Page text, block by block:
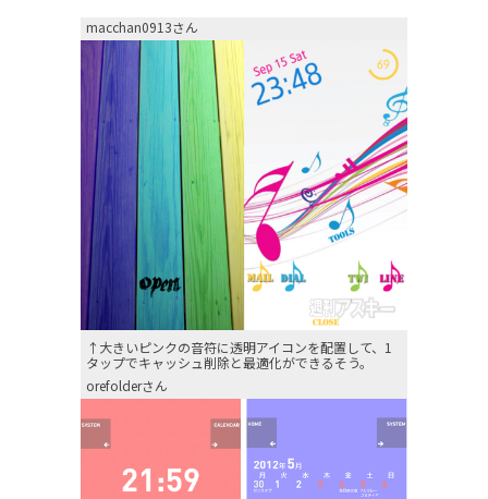
macchan0913さん
↑大きいピンクの音符に透明アイコンを配置して、1
タップでキャッシュ削除と最適化ができるそう。
orefolderさん